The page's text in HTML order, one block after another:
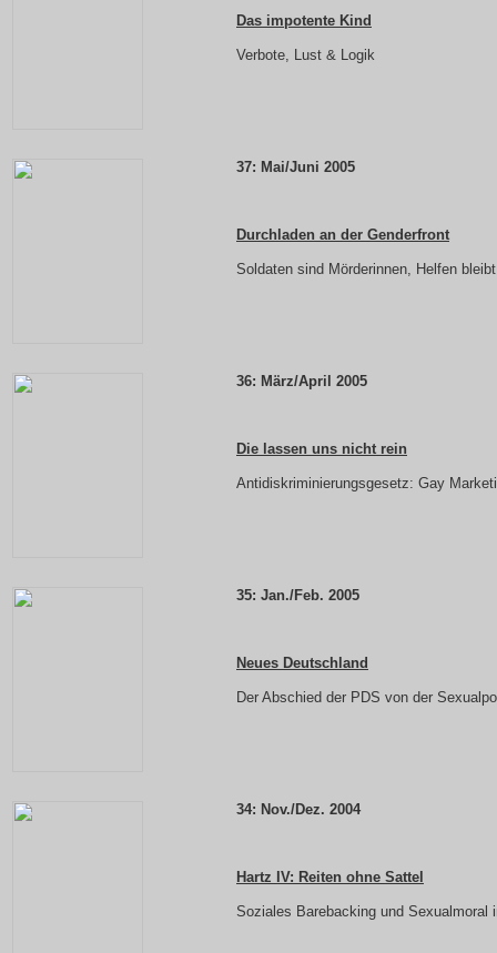
Das impotente Kind
Verbote, Lust & Logik
37: Mai/Juni 2005
Durchladen an der Genderfront
Soldaten sind Mörderinnen, Helfen
36: März/April 2005
Die lassen uns nicht rein
Antidiskriminierungsgesetz: Gay
35: Jan./Feb. 2005
Neues Deutschland
Der Abschied der PDS von der
34: Nov./Dez. 2004
Hartz IV: Reiten ohne Sattel
Soziales Barebacking und Sexualmoral